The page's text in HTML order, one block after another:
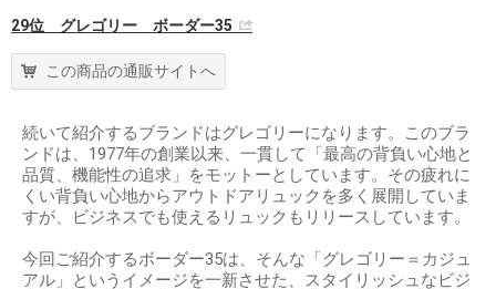
29位 グレゴリー ボーダー35
この商品の通販サイトへ
続いて紹介するブランドはグレゴリーになります。このブラ
ンドは、1977年の創業以来、一貫して「最高の背負い心地と
品質、機能性の追求」をモットーとしています。その疲れに
くい背負い心地からアウトドアリュックを多く展開していま
すが、ビジネスでも使えるリュックもリリースしています。
今回ご紹介するボーダー35は、そんな「グレゴリー＝カジュ
アル」というイメージを一新させた、スタイリッシュなビジ